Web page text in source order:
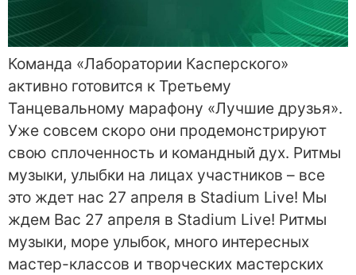
Команда «Лаборатории Касперского»
активно готовится к Третьему
Танцевальному марафону «Лучшие друзья».
Уже совсем скоро они продемонстрируют
свою сплоченность и командный дух. Ритмы
музыки, улыбки на лицах участников – все
это ждет нас 27 апреля в Stadium Live! Мы
ждем Вас 27 апреля в Stadium Live! Ритмы
музыки, море улыбок, много интересных
мастер-классов и творческих мастерских